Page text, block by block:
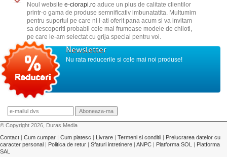
Noul website e-ciorapi.roaduce un plus de calitate clientilor
printr-o gama de produse semnificativ imbunatatita. Multumim
pentru suportul pe care ni l-ati oferit pana acum si va invitam
sa descoperiti probabil cele mai frumoase modele de chiloti,
pe care le-am selectat cu grija special pentru voi.
Newsletter
Nu rata reducerile si cele mai noi produse!
© Copyright 2026, Duras Media
Contact | Cum cumpar | Cum platesc | Livrare | Termeni si conditii | Prelucrarea datelor cu
caracter personal | Politica de retur | Sfaturi intretinere | ANPC | Platforma SOL | Platforma
SAL